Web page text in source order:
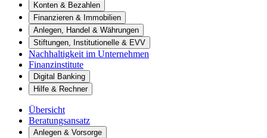
Konten & Bezahlen
Finanzieren & Immobilien
Anlegen, Handel & Währungen
Stiftungen, Institutionelle & EVV
Nachhaltigkeit im Unternehmen
Finanzinstitute
Digital Banking
Hilfe & Rechner
Übersicht
Beratungsansatz
Anlegen & Vorsorge